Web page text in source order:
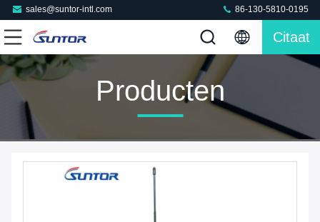
sales@suntor-intl.com 86-130-5810-0195
Citaat
Producten